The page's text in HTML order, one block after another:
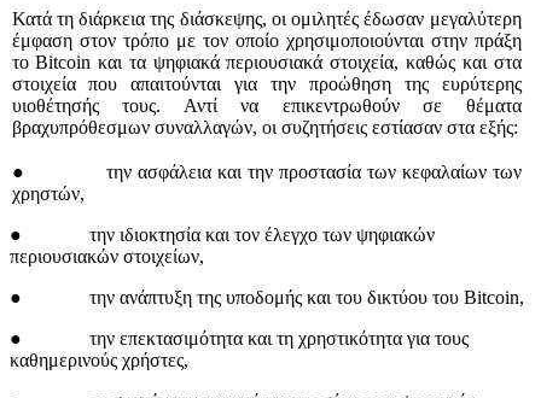
Κατά τη διάρκεια της διάσκεψης, οι ομιλητές έδωσαν μεγαλύτερη
έμφαση στον τρόπο με τον οποίο χρησιμοποιούνται στην πράξη
το Bitcoin και τα ψηφιακά περιουσιακά στοιχεία, καθώς και στα
στοιχεία που απαιτούνται για την προώθηση της ευρύτερης
υιοθέτησής τους. Αντί να επικεντρωθούν σε θέματα
βραχυπρόθεσμων συναλλαγών, οι συζητήσεις εστίασαν στα εξής:
● την ασφάλεια και την προστασία των κεφαλαίων των
χρηστών,
● την ιδιοκτησία και τον έλεγχο των ψηφιακών
περιουσιακών στοιχείων,
● την ανάπτυξη της υποδομής και του δικτύου του Bitcoin,
● την επεκτασιμότητα και τη χρηστικότητα για τους
καθημερινούς χρήστες,